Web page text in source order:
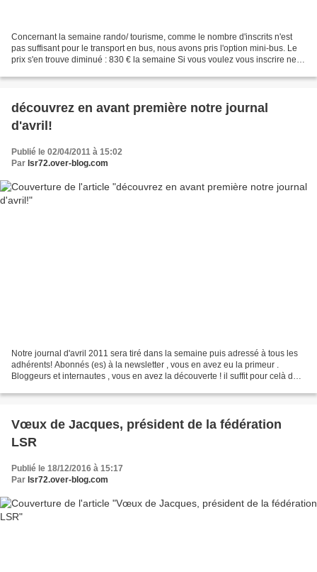
Concernant la semaine rando/ tourisme, comme le nombre d'inscrits n'est
pas suffisant pour le transport en bus, nous avons pris l'option mini-bus. Le
prix s'en trouve diminué : 830 € la semaine Si vous voulez vous inscrire ne
découvrez en avant première notre journal
d'avril!
Publié le 02/04/2011 à 15:02
Par lsr72.over-blog.com
Notre journal d'avril 2011 sera tiré dans la semaine puis adressé à tous les
adhérents! Abonnés (es) à la newsletter , vous en avez eu la primeur .
Bloggeurs et internautes , vous en avez la découverte ! il suffit pour celà de
Vœux de Jacques, président de la fédération
LSR
Publié le 18/12/2016 à 15:17
Par lsr72.over-blog.com